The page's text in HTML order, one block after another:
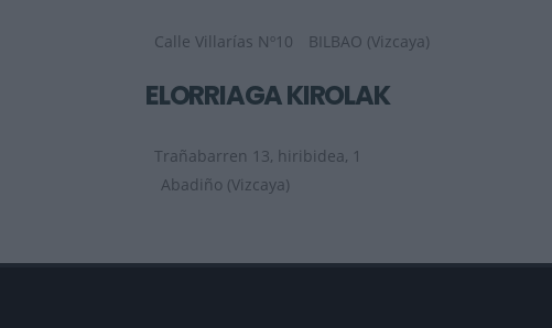
Calle Villarías Nº10 BILBAO (Vizcaya)
ELORRIAGA KIROLAK
Trañabarren 13, hiribidea, 1
Abadiño (Vizcaya)